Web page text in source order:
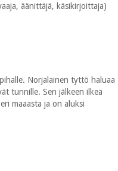
äänittäjä, käsikirjoittaja)
Norjalainen tyttö haluaa
tunnille. Sen jälkeen ilkeä
maaasta ja on aluksi